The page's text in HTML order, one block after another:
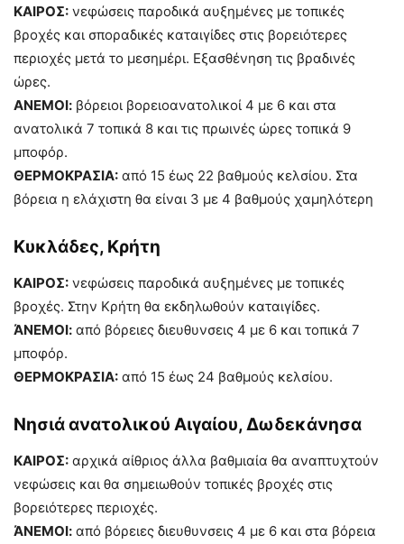
ΚΑΙΡΟΣ: νεφώσεις παροδικά αυξημένες με τοπικές
βροχές και σποραδικές καταιγίδες στις βορειότερες
περιοχές μετά το μεσημέρι. Εξασθένηση τις βραδινές
ώρες.
ΑΝΕΜΟΙ: βόρειοι βορειοανατολικοί 4 με 6 και στα
ανατολικά 7 τοπικά 8 και τις πρωινές ώρες τοπικά 9
μποφόρ.
ΘΕΡΜΟΚΡΑΣΙΑ: από 15 έως 22 βαθμούς κελσίου. Στα
βόρεια η ελάχιστη θα είναι 3 με 4 βαθμούς χαμηλότερη
Κυκλάδες, Κρήτη
ΚΑΙΡΟΣ: νεφώσεις παροδικά αυξημένες με τοπικές
βροχές. Στην Κρήτη θα εκδηλωθούν καταιγίδες.
ΆΝΕΜΟΙ: από βόρειες διευθυνσεις 4 με 6 και τοπικά 7
μποφόρ.
ΘΕΡΜΟΚΡΑΣΙΑ: από 15 έως 24 βαθμούς κελσίου.
Νησιά ανατολικού Αιγαίου, Δωδεκάνησα
ΚΑΙΡΟΣ: αρχικά αίθριος άλλα βαθμιαία θα αναπτυχτούν
νεφώσεις και θα σημειωθούν τοπικές βροχές στις
βορειότερες περιοχές.
ΆΝΕΜΟΙ: από βόρειες διευθυνσεις 4 με 6 και στα βόρεια